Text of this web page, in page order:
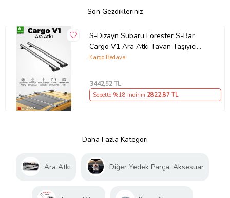
Son Gezdikleriniz
S-Dizayn Subaru Forester S-Bar
Cargo V1 Ara Atkı Tavan Taşıyıcı
Barı Gri 130 Cm 2008-2012 A+
Kargo Bedava
3442,52 TL
Sepette %18 İndirim 2822,87 TL
Daha Fazla Kategori
Ara Atkı Diğer Yedek Parça, Aksesuar